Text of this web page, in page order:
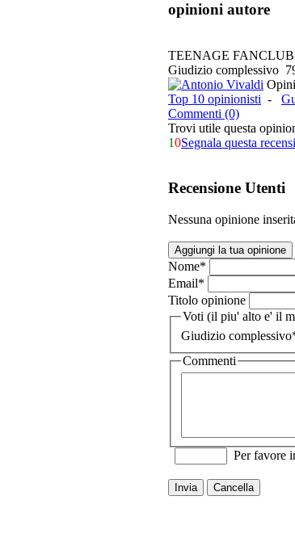
opinioni autore
TEENAGE FANCLUB
Giudizio complessivo
Top 10 opinionisti -
Commenti (0)
Trovi utile questa
10Segnala questa
Recensione Utenti
Nessuna opinione
Aggiungi la tua opinione
Nome*
Email*
Titolo opinione
Voti (il piu' alto e' il
Giudizio complessivo
Commenti
Per favore
Invia Cancella